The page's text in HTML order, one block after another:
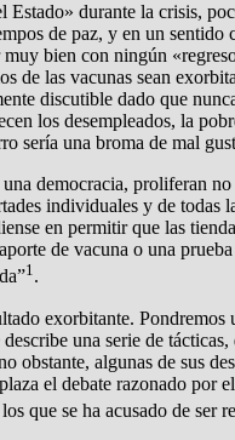
durante la crisis,
de paz, y en un
bien con ningún
las vacunas sean
discutible dado que
los desempleados, la
sería una broma de mal
democracia, proliferan
individuales y de
en permitir que las
de vacuna o una
1.
exorbitante.
una serie de
algunas de sus
el debate razonado
que se ha acusado de ser